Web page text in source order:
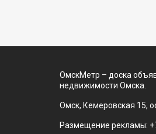
ОмскМетр – доска
недвижимости Омска.
Омск, Кемеровская 15,
Размещение рекламы: